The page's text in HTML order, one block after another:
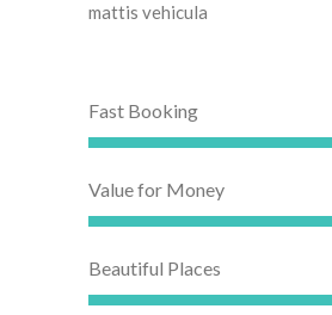
mattis vehicula
Fast Booking
Value for Money
Beautiful Places